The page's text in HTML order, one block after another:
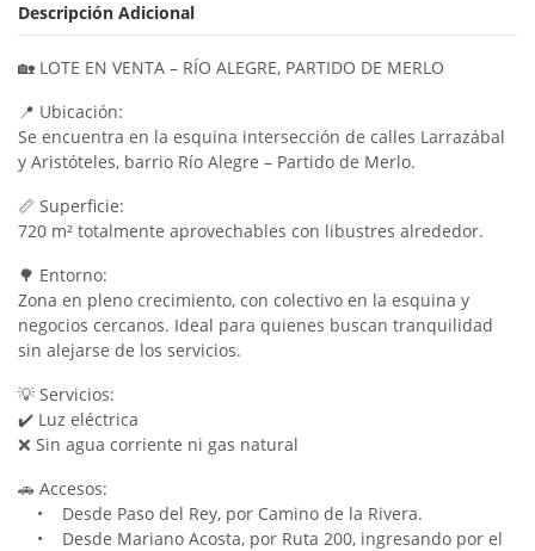
Descripción Adicional
🏡 LOTE EN VENTA – RÍO ALEGRE, PARTIDO DE MERLO
📍 Ubicación:
Se encuentra en la esquina intersección de calles Larrazábal
y Aristóteles, barrio Río Alegre – Partido de Merlo.
📏 Superficie:
720 m² totalmente aprovechables con libustres alrededor.
🌳 Entorno:
Zona en pleno crecimiento, con colectivo en la esquina y
negocios cercanos. Ideal para quienes buscan tranquilidad
sin alejarse de los servicios.
💡 Servicios:
✔️ Luz eléctrica
❌ Sin agua corriente ni gas natural
🚗 Accesos:
• Desde Paso del Rey, por Camino de la Rivera.
• Desde Mariano Acosta, por Ruta 200, ingresando por el